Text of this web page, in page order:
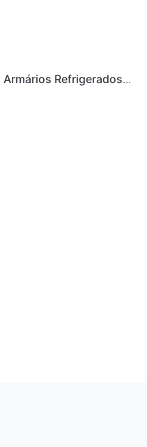
Armários Refrigerados...